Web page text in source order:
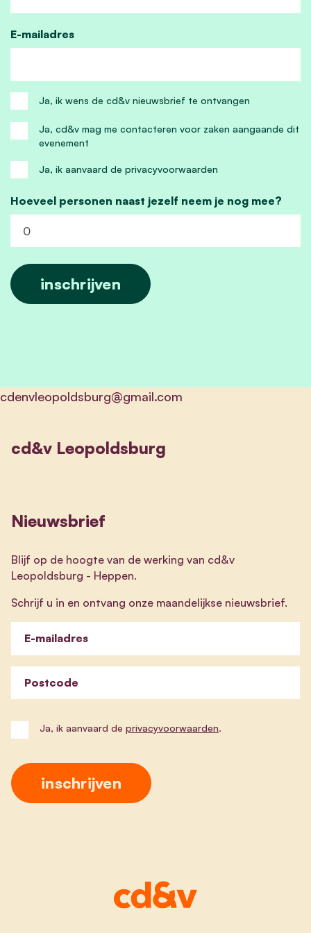
E-mailadres
Ja, ik wens de cd&v nieuwsbrief te ontvangen
Ja, cd&v mag me contacteren voor zaken aangaande dit
evenement
Ja, ik aanvaard de privacyvoorwaarden
Hoeveel personen naast jezelf neem je nog mee?
cdenvleopoldsburg@gmail.com
cd&v Leopoldsburg
Nieuwsbrief
Blijf op de hoogte van de werking van cd&v
Leopoldsburg - Heppen.
Schrijf u in en ontvang onze maandelijkse nieuwsbrief.
E-mailadres
Postcode
Ja, ik aanvaard de privacyvoorwaarden.